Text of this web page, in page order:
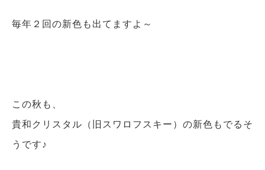
毎年２回の新色も出てますよ～
この秋も、
貴和クリスタル（旧スワロフスキー）の新色もでるそ
うです♪